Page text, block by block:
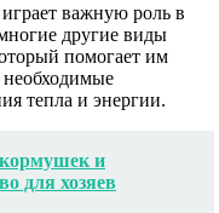
играет важную роль в
другие виды
помогает им
необходимые
тепла и энергии.
и
для хозяев